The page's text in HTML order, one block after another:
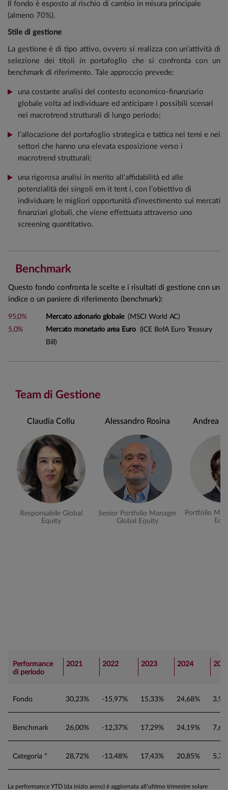
Il fondo è esposto al rischio di cambio in misura principale
(almeno 70%).
Stile di gestione
La gestione è di tipo attivo, ovvero si realizza con un’attività di
selezione dei titoli in portafoglio che si confronta con un
benchmark di riferimento. Tale approccio prevede:
una costante analisi del contesto economico-finanziario
globale volta ad individuare ed anticipare i possibili scenari
nei macrotrend strutturali di lungo periodo;
l’allocazione del portafoglio strategica e tattica nei temi e nei
settori che hanno una elevata esposizione verso i
macrotrend strutturali;
una rigorosa analisi in merito all’affidabilità ed alle
potenzialità dei singoli em it tent i, con l’obiettivo di
individuare le migliori opportunità d’investimento sui mercati
finanziari globali, che viene effettuata attraverso uno
screening quantitativo.
Benchmark
Questo fondo confronta le scelte e i risultati di gestione con un
indice o un paniere di riferimento (benchmark):
95,0% Mercato azionario globale(MSCI World AC)
5,0%
Mercato monetario area Euro (ICE BofA Euro Treasury
Bill)
Team di Gestione
Claudia Collu
Responsabile Global
Equity
Alessandro Rosina
Senior Portfolio Manager
Global Equity
Andrea
Portfolio
Performance
di periodo
2021 2022 2023 2024
Fondo 30,23% -15,97% 15,33% 24,68%
Benchmark 26,00% -12,37% 17,29% 24,19%
Categoria * 28,72% -13,48% 17,43% 20,85%
La performance YTD (da inizio anno) è aggiornata all’ultimo trimestre solare